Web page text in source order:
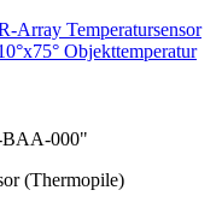
Array Temperatursensor
Objekttemperatur
BAA-000"
(Thermopile)